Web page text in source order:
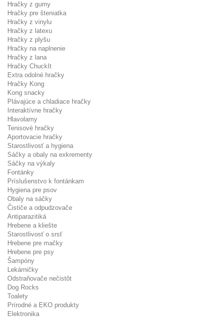
Hračky z gumy
Hračky pre šteniatka
Hračky z vinylu
Hračky z latexu
Hračky z plyšu
Hračky na naplnenie
Hračky z lana
Hračky ChuckIt
Extra odolné hračky
Hračky Kong
Kong snacky
Plávajúce a chladiace hračky
Interaktívne hračky
Hlavolamy
Tenisové hračky
Aportovacie hračky
Starostlivosť a hygiena
Sáčky a obaly na exkrementy
Sáčky na výkaly
Fontánky
Príslušenstvo k fontánkam
Hygiena pre psov
Obaly na sáčky
Čističe a odpudzovače
Antiparazitiká
Hrebene a kliešte
Starostlivosť o srsť
Hrebene pre mačky
Hrebene pre psy
Šampóny
Lekárničky
Odstraňovače nečistôt
Dog Rocks
Toalety
Prírodné a EKO produkty
Elektronika